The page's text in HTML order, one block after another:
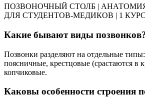
ПОЗВОНОЧНЫЙ СТОЛБ |
ДЛЯ СТУДЕНТОВ-МЕДИКОВ | 1 КУРС
Какие бывают виды
Позвонки разделяют на отдельные
поясничные, крестцовые (срастаются в
копчиковые.
Каковы особенности строения